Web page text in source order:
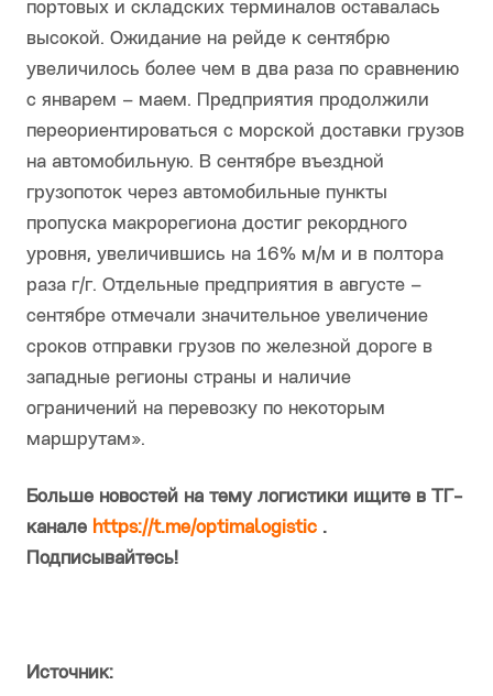
портовых и складских терминалов оставалась
высокой. Ожидание на рейде к сентябрю
увеличилось более чем в два раза по сравнению
с январем – маем. Предприятия продолжили
переориентироваться с морской доставки грузов
на автомобильную. В сентябре въездной
грузопоток через автомобильные пункты
пропуска макрорегиона достиг рекордного
уровня, увеличившись на 16% м/м и в полтора
раза г/г. Отдельные предприятия в августе –
сентябре отмечали значительное увеличение
сроков отправки грузов по железной дороге в
западные регионы страны и наличие
ограничений на перевозку по некоторым
маршрутам».
Больше новостей на тему логистики ищите в ТГ-
канале https://t.me/optimalogistic .
Подписывайтесь!
Источник: